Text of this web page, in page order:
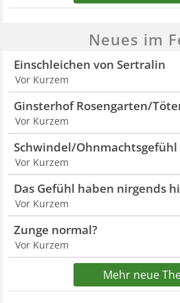
Neues im
Einschleichen von Sertralin
Vor Kurzem
Ginsterhof Rosengarten/
Vor Kurzem
Schwindel/Ohnmachtsgefühl
Vor Kurzem
Das Gefühl haben nirgends
Vor Kurzem
Zunge normal?
Vor Kurzem
Mehr neue